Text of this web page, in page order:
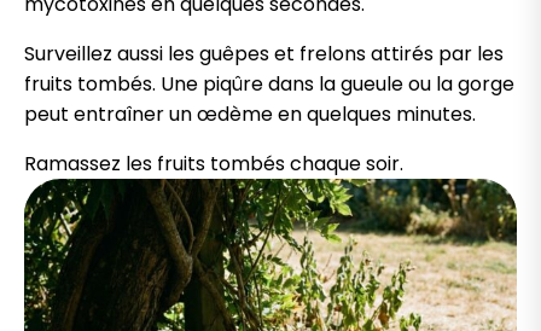
Surveillez aussi les guêpes et frelons attirés par les
fruits tombés. Une piqûre dans la gueule ou la gorge
peut entraîner un œdème en quelques minutes.
Ramassez les fruits tombés chaque soir.